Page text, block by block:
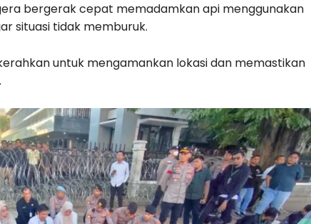
bergerak cepat memadamkan api menggunakan
situasi tidak memburuk.
untuk mengamankan lokasi dan memastikan